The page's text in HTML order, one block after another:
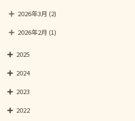
2026年3月 (2)
2026年2月 (1)
2025
2024
2023
2022